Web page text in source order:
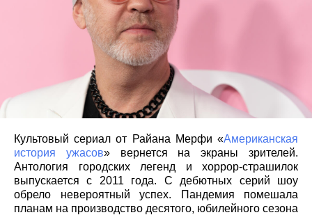
Культовый сериал от Райана Мерфи «Американская
история ужасов» вернется на экраны зрителей.
Антология городских легенд и хоррор-страшилок
выпускается с 2011 года. С дебютных серий шоу
обрело невероятный успех. Пандемия помешала
планам на производство десятого, юбилейного сезона